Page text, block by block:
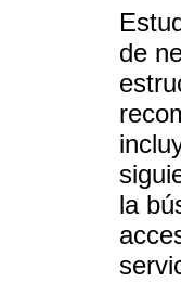
de
la